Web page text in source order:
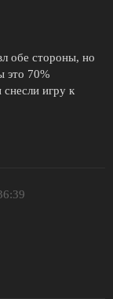
обе стороны, но
это 70%
игру к